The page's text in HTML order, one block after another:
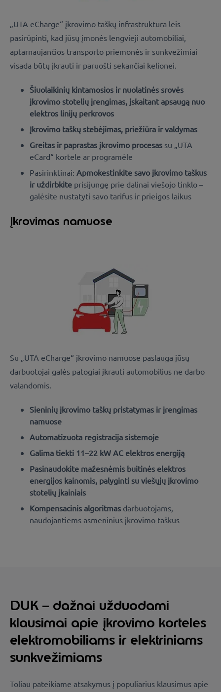
„UTA eCharge“ įkrovimo taškų infrastruktūra leis
pasirūpinti, kad jūsų įmonės lengvieji automobiliai,
aptarnaujančios transporto priemonės ir sunkvežimiai
visada būtų įkrauti ir paruošti sekančiai kelionei.
Šiuolaikinių kintamosios ir nuolatinės srovės
įkrovimo stotelių įrengimas, įskaitant apsaugą nuo
elektros linijų perkrovos
Įkrovimo taškų stebėjimas, priežiūra ir valdymas
Greitas ir paprastas įkrovimo procesas su „UTA
eCard“ kortele ar programėle
Pasirinktinai: Apmokestinkite savo įkrovimo taškus
ir uždirbkite prisijungę prie dalinai viešojo tinklo –
galėsite nustatyti savo tarifus ir prieigos laikus
Įkrovimas namuose
Su „UTA eCharge“ įkrovimo namuose paslauga jūsų
darbuotojai galės patogiai įkrauti automobilius ne darbo
valandomis.
Sieninių įkrovimo taškų pristatymas ir įrengimas
namuose
Automatizuota registracija sistemoje
Galima tiekti 11–22 kW AC elektros energiją
Pasinaudokite mažesnėmis buitinės elektros
energijos kainomis, palyginti su viešųjų įkrovimo
stotelių įkainiais
Kompensacinis algoritmas darbuotojams,
naudojantiems asmeninius įkrovimo taškus
DUK – dažnai užduodami
klausimai apie įkrovimo korteles
elektromobiliams ir elektriniams
sunkvežimiams
Toliau pateikiame atsakymus į populiarius klausimus apie